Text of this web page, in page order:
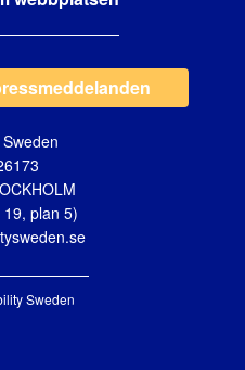
plan 5)
Sweden